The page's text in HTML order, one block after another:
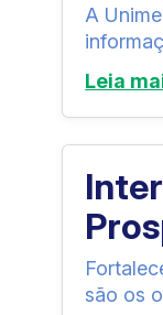
A
Leia
são os